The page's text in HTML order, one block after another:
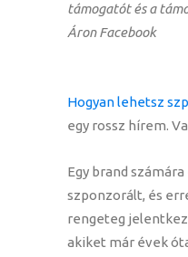
támogatót és a
Áron Facebook
Hogyan lehetsz
egy rossz hírem.
Egy brand
szponzorált, és
rengeteg
akiket már évek